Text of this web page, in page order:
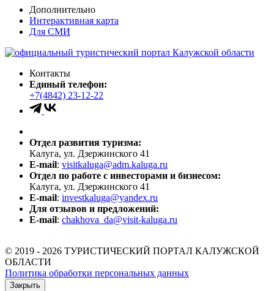
Дополнительно
Интерактивная карта
Для СМИ
Контакты
Единый телефон:
+7(4842) 23-12-22
Отдел развития туризма:
Калуга, ул. Дзержинского 41
E-mail: visitkaluga@adm.kaluga.ru
Отдел по работе с инвесторами и бизнесом:
Калуга, ул. Дзержинского 41
E-mail: investkaluga@yandex.ru
Для отзывов и предложений:
E-mail: chakhova_da@visit-kaluga.ru
© 2019 - 2026 ТУРИСТИЧЕСКИЙ ПОРТАЛ КАЛУЖСКОЙ
ОБЛАСТИ
Политика обработки персональных данных
Закрыть